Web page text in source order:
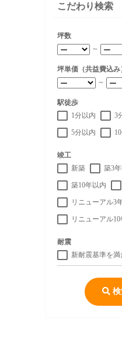
こだわり検索
坪数
～
坪単価（共益費込み
～
駅徒歩
1分以内
3
5分以内
竣工
新築
築3
築10年以内
リニューアル3
リニューアル
耐震
新耐震基準を満